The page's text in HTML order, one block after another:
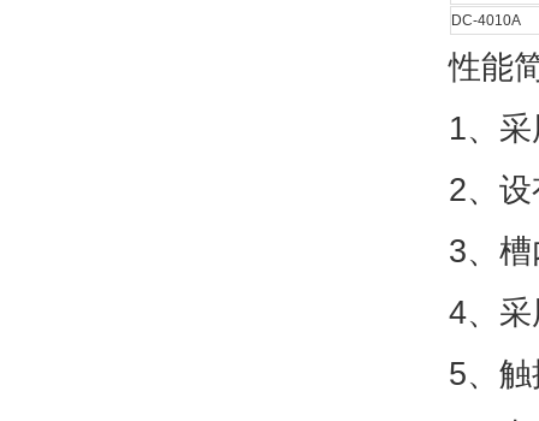
DC-4010A
性能
1、
2、
3、
4、
5、